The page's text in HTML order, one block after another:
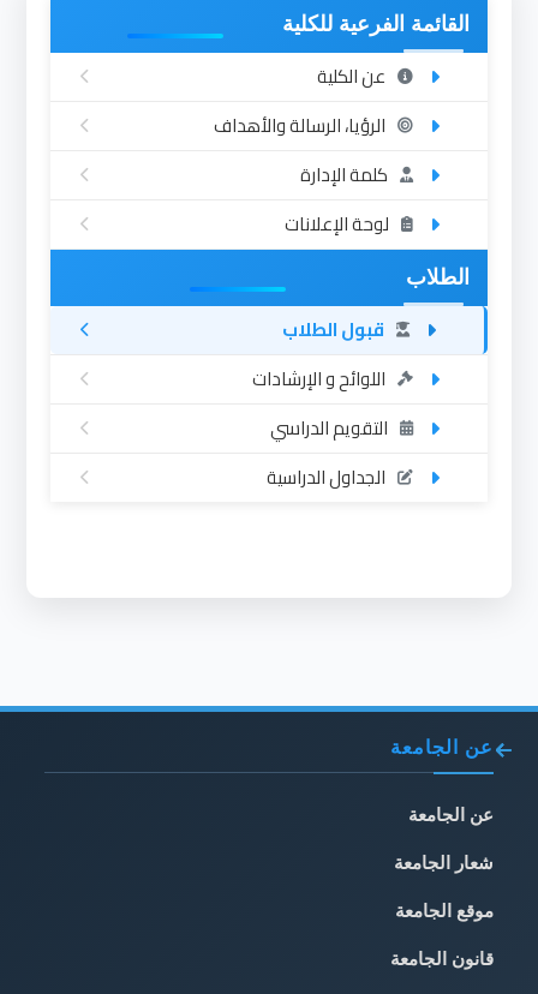
القائمة الفرعية للكلية
عن الكلية
الرؤيا، الرسالة والأهداف
كلمة الإدارة
لوحة الإعلانات
الطلاب
قبول الطلاب
اللوائح و الإرشادات
التقويم الدراسي
الجداول الدراسية
عن الجامعة
عن الجامعة
شعار الجامعة
موقع الجامعة
قانون الجامعة